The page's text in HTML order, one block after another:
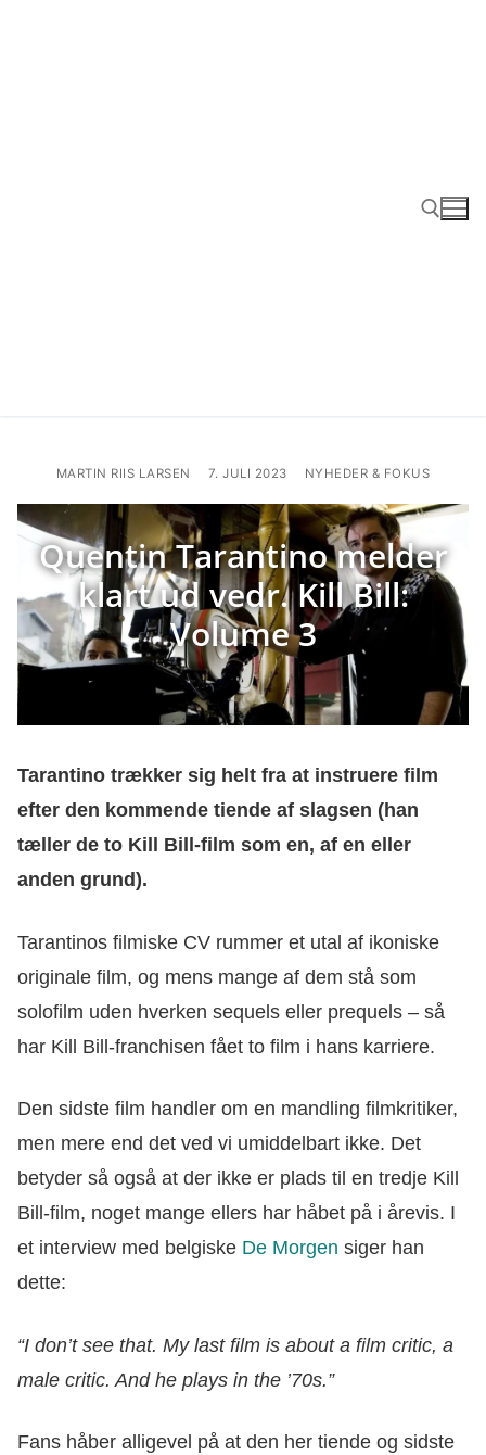
MARTIN RIIS LARSEN 7. JULI 2023 NYHEDER & FOKUS
Quentin Tarantino melder
klart ud vedr. Kill Bill:
Volume 3
Tarantino trækker sig helt fra at instruere film
efter den kommende tiende af slagsen (han
tæller de to Kill Bill-film som en, af en eller
anden grund).
Tarantinos filmiske CV rummer et utal af ikoniske
originale film, og mens mange af dem stå som
solofilm uden hverken sequels eller prequels – så
har Kill Bill-franchisen fået to film i hans karriere.
Den sidste film handler om en mandling filmkritiker,
men mere end det ved vi umiddelbart ikke. Det
betyder så også at der ikke er plads til en tredje Kill
Bill-film, noget mange ellers har håbet på i årevis. I
et interview med belgiske De Morgen siger han
dette:
“I don’t see that. My last film is about a film critic, a
male critic. And he plays in the ’70s.”
Fans håber alligevel på at den her tiende og sidste